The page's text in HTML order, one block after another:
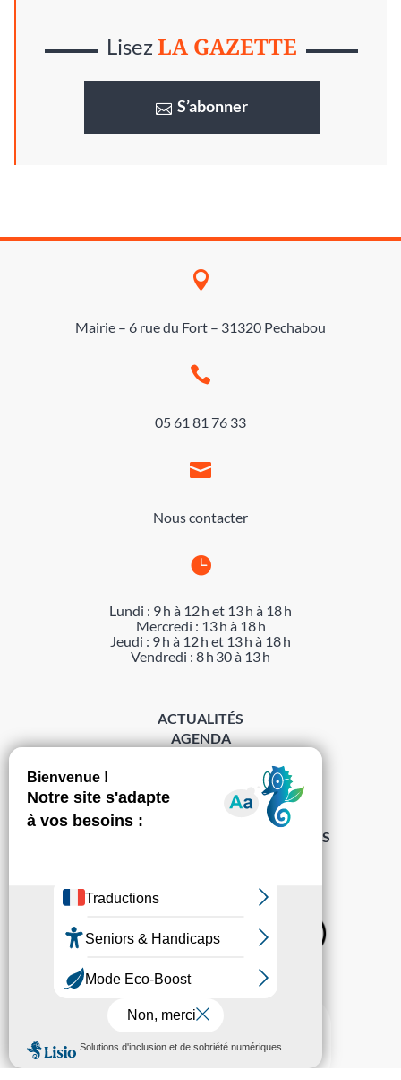
LisezLA GAZETTE
S’abonner

Mairie – 6 rue du Fort – 31320 Pechabou

05 61 81 76 33

Nous contacter

Lundi : 9 h à 12 h et 13 h à 18 h
Mercredi : 13 h à 18 h
Jeudi : 9 h à 12 h et 13 h à 18 h
Vendredi : 8 h 30 à 13 h
Sur les réseaux
ACTUALITÉS
AGENDA
MENTIONS LÉGALES
PROTECTION DES DONNÉES
POLITIQUE DE GESTION DES COOKIES